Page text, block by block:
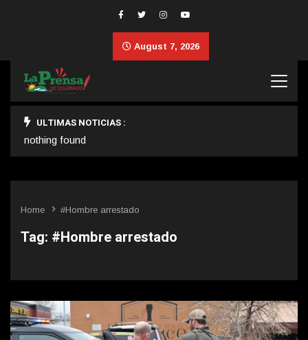
August 7, 2026
ULTIMAS NOTICIAS :
nothing found
Home #Hombre arrestado
Tag: #Hombre arrestado